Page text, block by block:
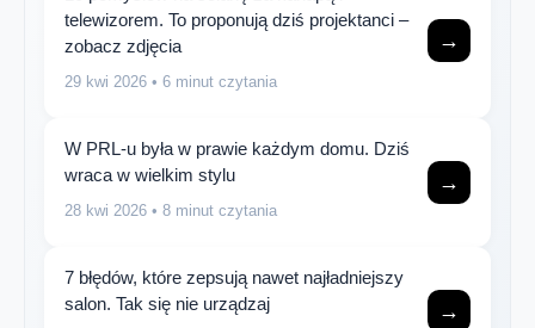
telewizorem. To proponują dziś projektanci –
zobacz zdjęcia
29 kwi 2026 • 6 minut czytania
→
W PRL-u była w prawie każdym domu. Dziś
wraca w wielkim stylu
28 kwi 2026 • 8 minut czytania
→
7 błędów, które zepsują nawet najładniejszy
salon. Tak się nie urządzaj
→